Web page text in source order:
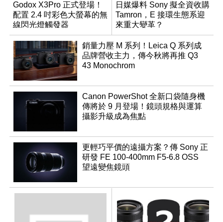
Godox X3Pro 正式登場！
配置 2.4 吋彩色大螢幕的無
線閃光燈觸發器
日媒爆料 Sony 擬全資收購
Tamron，E 接環生態系迎
來重大變革？
銷量力壓 M 系列！Leica Q 系列成
品牌營收主力，傳今秋將再推 Q3
43 Monochrom
Canon PowerShot 全新口袋隨身機
傳將於 9 月登場！鏡頭規格與運算
攝影升級成為焦點
更輕巧平價的遠攝方案？傳 Sony 正
研發 FE 100-400mm F5-6.8 OSS
望遠變焦鏡頭